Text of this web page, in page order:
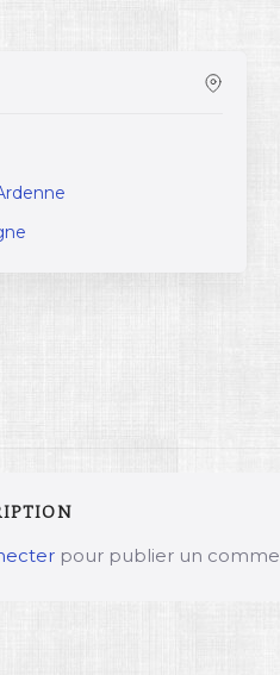
pour publier un